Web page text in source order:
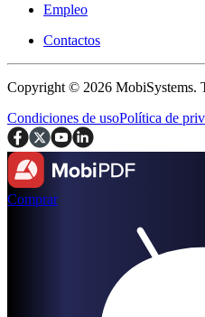
Empleo
Contactos
Copyright © 2026 MobiSystems.
Condiciones de usoPolítica de
Comprar